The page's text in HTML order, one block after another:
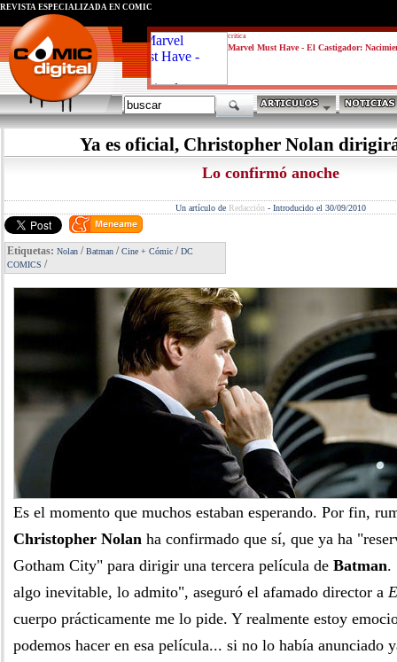
critica
Marvel Must Have - El Castigador:
REVISTA ESPECIALIZADA EN CÓMIC
Ya es oficial, Christopher Nolan
Lo confirmó anoche
Un artículo de Redacción - Introducido el 30/09/2010
Etiquetas: Nolan /Batman /Cine + Cómic /DC
COMICS /
Es el momento que muchos estaban esperando. Por fin,
Christopher Nolan ha confirmado que sí, que ya ha
Gotham City" para dirigir una tercera película de Batman.
algo inevitable, lo admito", aseguró el afamado director a
cuerpo prácticamente me lo pide. Y realmente estoy
podemos hacer en esa película... si no lo había anunciado